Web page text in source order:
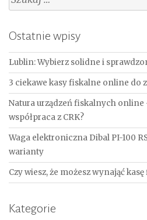
Ostatnie wpisy
Lublin: Wybierz solidne i
3 ciekawe kasy fiskalne online do
Natura urządzeń fiskalnych
współpraca z CRK?
Waga elektroniczna Dibal PI-100
warianty
Czy wiesz, że możesz wynająć
Kategorie